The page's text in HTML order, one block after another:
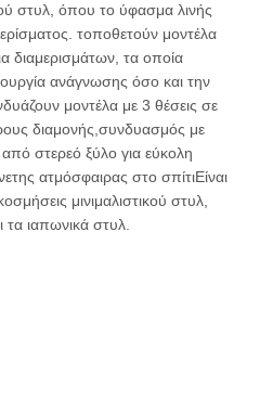
στυλ, όπου το ύφασμα λινής
τοποθετούν μοντέλα
διαμερισμάτων, τα οποία
ανάγνωσης όσο και την
μοντέλα με 3 θέσεις σε
διαμονής,συνδυασμός με
στερεό ξύλο για εύκολη
ατμόσφαιρας στο σπίτιΕίναι
μινιμαλιστικού στυλ,
ιαπωνικά στυλ.